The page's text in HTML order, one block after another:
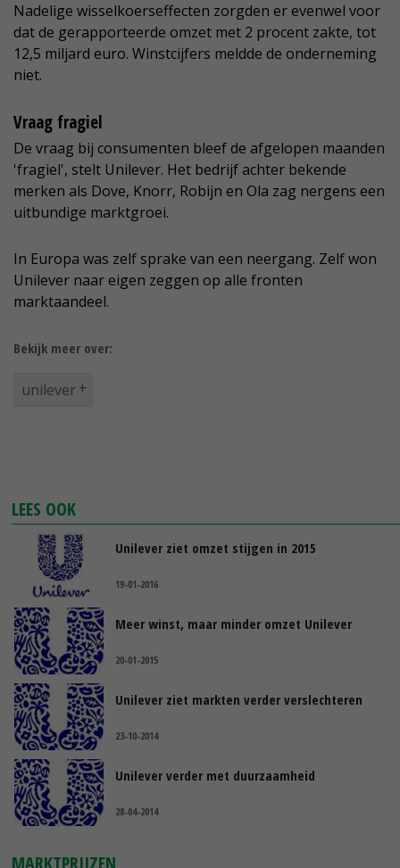
Nadelige wisselkoerseffecten zorgden er evenwel voor
dat de gerapporteerde omzet met 2 procent zakte, tot
12,5 miljard euro. Winstcijfers meldde de onderneming
niet.
Vraag fragiel
De vraag bij consumenten bleef de afgelopen maanden
'fragiel', stelt Unilever. Het bedrijf achter bekende
merken als Dove, Knorr, Robijn en Ola zag nergens een
uitbundige marktgroei.
In Europa was zelf sprake van een neergang. Zelf won
Unilever naar eigen zeggen op alle fronten
marktaandeel.
Bekijk meer over:
unilever
LEES OOK
Unilever ziet omzet stijgen in 2015
19-01-2016
Meer winst, maar minder omzet Unilever
20-01-2015
Unilever ziet markten verder verslechteren
23-10-2014
Unilever verder met duurzaamheid
28-04-2014